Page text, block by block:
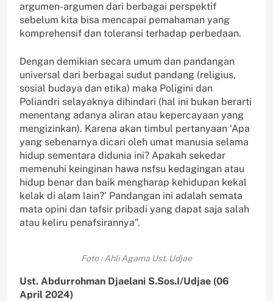
argumen-argumen dari berbagai perspektif
sebelum kita bisa mencapai pemahaman yang
komprehensif dan toleransi terhadap perbedaan.
Dengan demikian secara umum dan pandangan
universal dari berbagai sudut pandang (religius,
sosial budaya dan etika) maka Poligini dan
Poliandri selayaknya dihindari (hal ini bukan berarti
menentang adanya aliran atau kepercayaan yang
mengizinkan). Karena akan timbul pertanyaan ‘Apa
yang sebenarnya dicari oleh umat manusia selama
hidup sementara didunia ini? Apakah sekedar
memenuhi keinginan hawa nsfsu kedagingan atau
hidup benar dan baik mengharap kehidupan kekal
kelak di alam lain?’ Pandangan ini adalah semata
mata opini dan tafsir pribadi yang dapat saja salah
atau keliru penafsirannya”.
Foto : Ahli Agama Ust. Udjae
Ust. Abdurrohman Djaelani S.Sos.I/Udjae (06
April 2024)